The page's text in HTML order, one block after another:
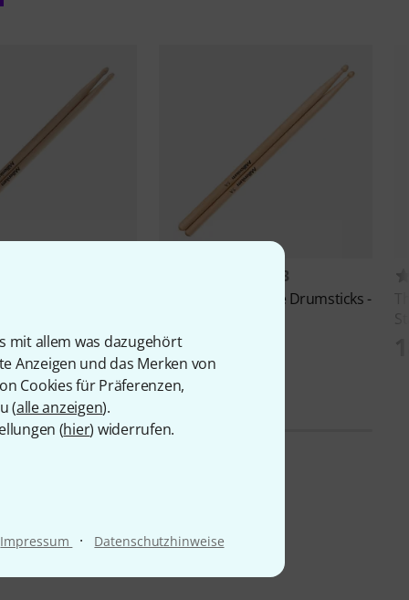
mit allem was dazugehört
Anzeigen und das Merken von
Cookies für Präferenzen,
(alle anzeigen).
(hier) widerrufen.
Impressum · Datenschutzhinweise
2713
5A Maple Drumsticks -
1,99 CHF